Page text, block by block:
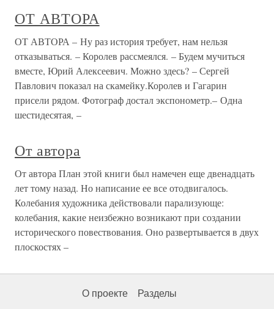
ОТ АВТОРА
ОТ АВТОРА – Ну раз история требует, нам нельзя
отказывать­ся. – Королев рассмеялся. – Будем мучиться
вместе, Юрий Алексеевич. Можно здесь? – Сергей
Павлович показал на скамейку.Королев и Гагарин
присели рядом. Фотограф достал экспонометр.– Одна
шестидесятая, –
От автора
От автора План этой книги был намечен еще двенадцать
лет тому назад. Но написание ее все отодвигалось.
Колебания художника действовали парализующе:
колебания, какие неизбежно возникают при создании
исторического повествования. Оно развертывается в двух
плоскостях –
О проекте Разделы